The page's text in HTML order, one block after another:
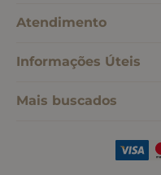
Atendimento
Informações Úteis
Mais buscados